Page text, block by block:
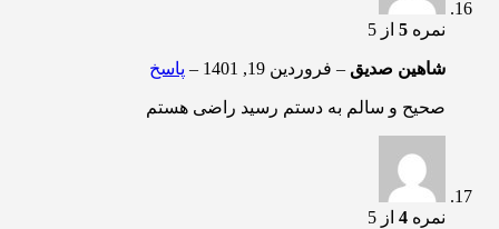
نمره 5 از 5
شاهین صدیق – فروردین 19, 1401 – پاسخ
صحیح و سالم به دستم رسید راضی هستم
نمره 4 از 5